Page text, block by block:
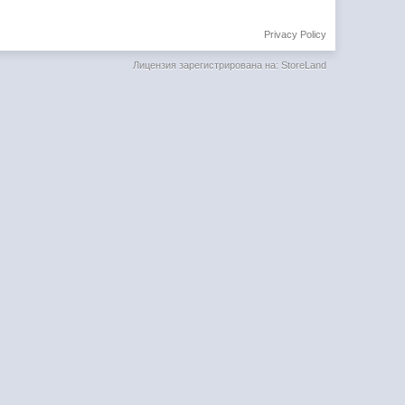
Privacy Policy
Лицензия зарегистрирована на: StoreLand